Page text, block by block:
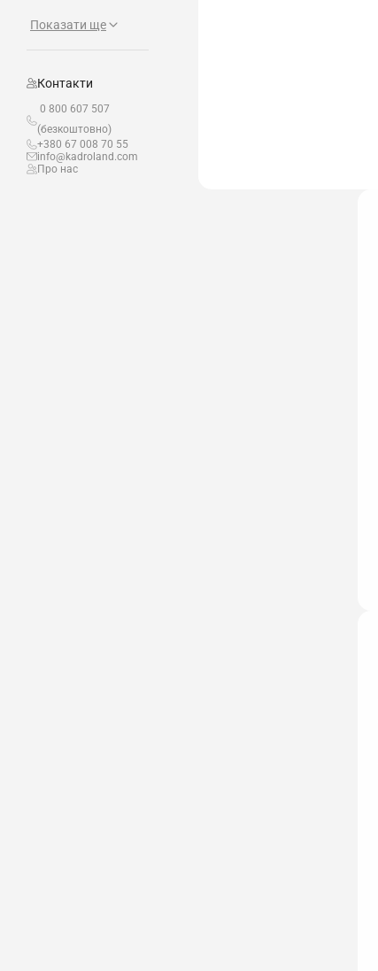
Показати ще
Контакти
0 800 607 507
(безкоштовно)
+380 67 008 70 55
info@kadroland.com
Про нас